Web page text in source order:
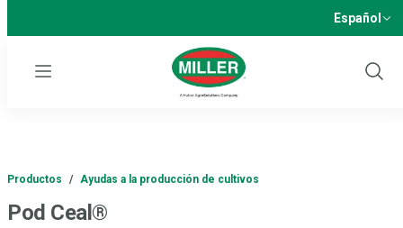
Español
Menu
Show
Productos / Ayudas a la producción de cultivos
Pod Ceal®